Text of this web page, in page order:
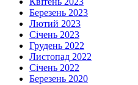
Березень 2023
Лютий 2023
Січень 2023
Грудень 2022
Листопад 2022
Січень 2022
Березень 2020